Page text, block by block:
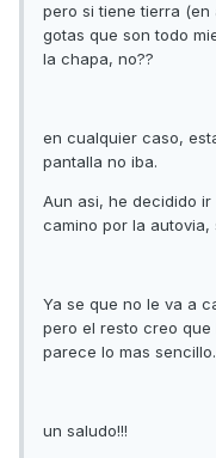
pero si tiene tierra
gotas que son todo
la chapa, no??
en cualquier caso,
pantalla no iba.
Aun asi, he decidido
camino por la
Ya se que no le va a
pero el resto creo
parece lo mas
un saludo!!!